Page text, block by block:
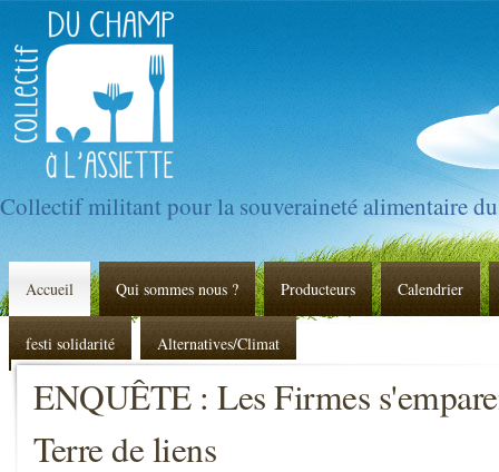
Collectif militant pour la souveraineté alimentaire
Accueil Qui sommes nous ? Producteurs Calendrier
festi solidarité Alternatives/Climat
ENQUÊTE : Les Firmes
Terre de liens